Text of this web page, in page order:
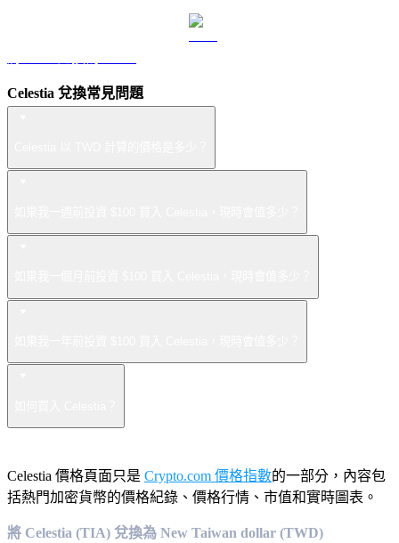
Celestia 兌換常見問題
Celestia 價格頁面只是 Crypto.com 價格指數的一部分，內容包
括熱門加密貨幣的價格紀錄、價格行情、市值和實時圖表。
將 Celestia (TIA) 兌換為 New Taiwan dollar (TWD)